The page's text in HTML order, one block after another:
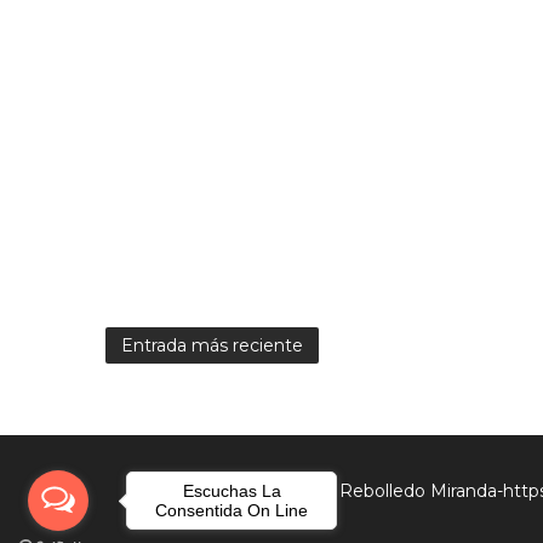
Entrada más reciente
Creado por Ebert Rebolledo Miranda-
Escuchas La
Consentida On Line